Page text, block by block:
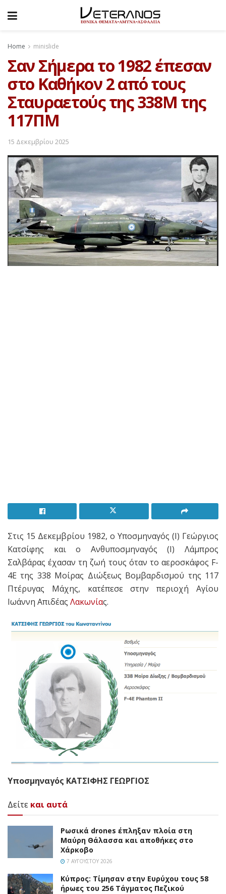
Home minislide
Σαν Σήμερα το 1982 έπεσαν
στο Καθήκον 2 από τους
Σταυραετούς της 338Μ της
117ΠΜ
15 Δεκεμβρίου 2025
Στις 15 Δεκεμβρίου 1982, ο Υποσμηναγός (Ι) Γεώργιος
Κατσίφης και ο Ανθυποσμηναγός (Ι) Λάμπρος
Σαλβάρας έχασαν τη ζωή τους όταν το αεροσκάφος F-
4E της 338 Μοίρας Διώξεως Βομβαρδισμού της 117
Πτέρυγας Μάχης, κατέπεσε στην περιοχή Αγίου
Ιωάννη Απιδέας Λακωνίας.
Υποσμηναγός ΚΑΤΣΙΦΗΣ ΓΕΩΡΓΙΟΣ
Δείτε και αυτά
Ρωσικά drones έπληξαν πλοία στη
Μαύρη Θάλασσα και αποθήκες στο
Χάρκοβο
7 ΑΥΓΟΎΣΤΟΥ 2026
Κύπρος: Τίμησαν στην Ευρύχου τους 58
ήρωες του 256 Τάγματος Πεζικού